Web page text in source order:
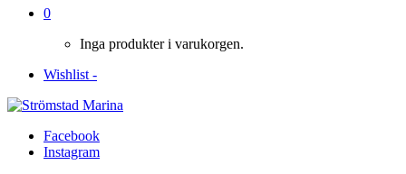
0
Inga produkter i varukorgen.
Wishlist -
Facebook
Instagram